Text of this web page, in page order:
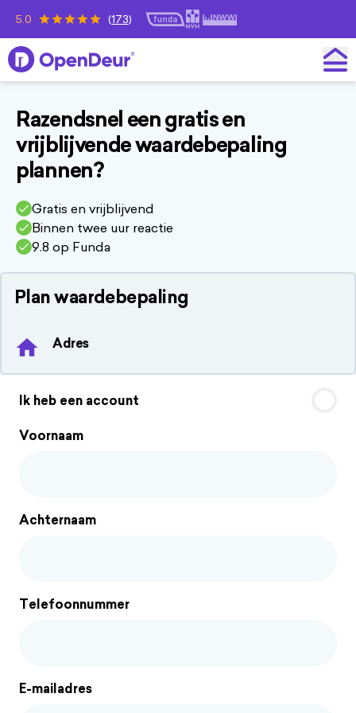
5.0 (173)
OpenDeur
Razendsnel een gratis en
vrijblijvende waardebepaling
plannen?
Gratis en vrijblijvend
Binnen twee uur reactie
9.8 op Funda
Plan waardebepaling
Adres
Ik heb een account
Voornaam
Achternaam
Telefoonnummer
E-mailadres